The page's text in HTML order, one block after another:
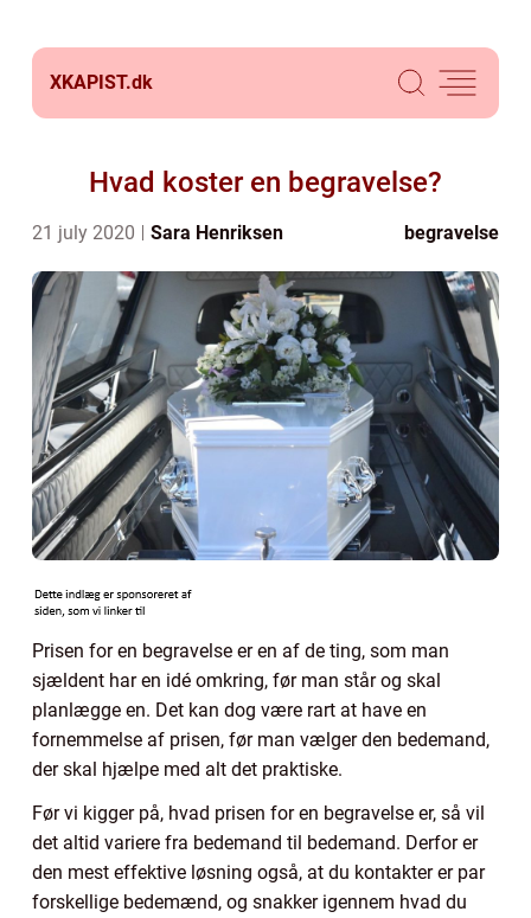
XKAPIST.dk
Hvad koster en begravelse?
21 july 2020 Sara Henriksen begravelse
Prisen for en begravelse er en af de ting, som man
sjældent har en idé omkring, før man står og skal
planlægge en. Det kan dog være rart at have en
fornemmelse af prisen, før man vælger den bedemand,
der skal hjælpe med alt det praktiske.
Før vi kigger på, hvad prisen for en begravelse er, så vil
det altid variere fra bedemand til bedemand. Derfor er
den mest effektive løsning også, at du kontakter er par
forskellige bedemænd, og snakker igennem hvad du